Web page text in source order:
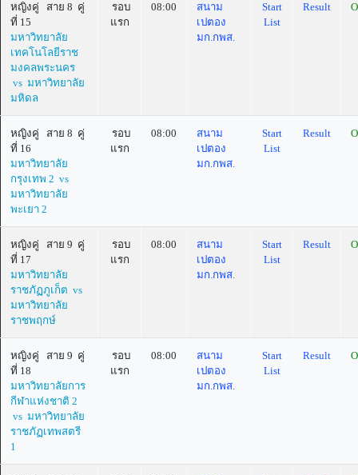
หญิงคู่ สาย 8 คู่
ที่ 15
มหาวิทยาลัย
เทคโนโลยีราช
มงคลพระนคร
vs มหาวิทยาลัย
มหิดล
รอบ
แรก
08:00
สนาม
เปตอง
มก.กพส.
Start
List
Result
หญิงคู่ สาย 8 คู่
ที่ 16
มหาวิทยาลัย
กรุงเทพ 2 vs
มหาวิทยาลัย
พะเยา 2
รอบ
แรก
08:00
สนาม
เปตอง
มก.กพส.
Start
List
Result
หญิงคู่ สาย 9 คู่
ที่ 17
มหาวิทยาลัย
ราชภัฏภูเก็ต vs
มหาวิทยาลัย
ราชพฤกษ์
รอบ
แรก
08:00
สนาม
เปตอง
มก.กพส.
Start
List
Result
หญิงคู่ สาย 9 คู่
ที่ 18
มหาวิทยาลัยการ
กีฬาแห่งชาติ 2
vs มหาวิทยาลัย
ราชภัฏเทพสตรี
1
รอบ
แรก
08:00
สนาม
เปตอง
มก.กพส.
Start
List
Result